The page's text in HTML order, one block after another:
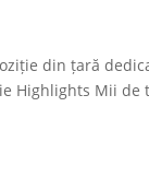
din țară
Highlights Mii